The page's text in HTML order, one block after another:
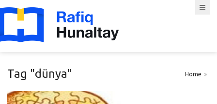
Tag "dünya" Home